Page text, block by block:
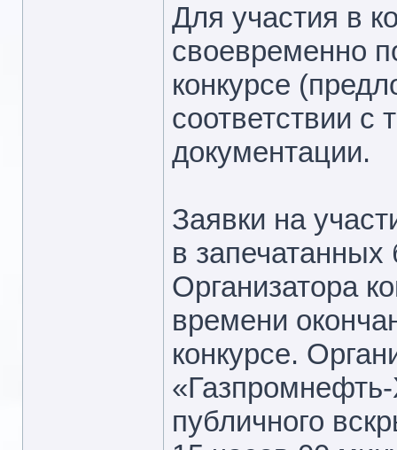
Для участия в
своевременно
конкурсе
соответствии с
документации.
Заявки на
в
Организатора
времени
конкурсе.
публичного